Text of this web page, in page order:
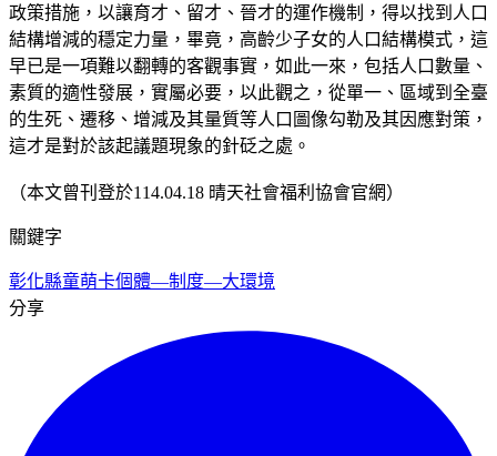
政策措施，以讓育才、留才、晉才的運作機制，得以找到人口
結構增減的穩定力量，畢竟，高齡少子女的人口結構模式，這
早已是一項難以翻轉的客觀事實，如此一來，包括人口數量、
素質的適性發展，實屬必要，以此觀之，從單一、區域到全臺
的生死、遷移、增減及其量質等人口圖像勾勒及其因應對策，
這才是對於該起議題現象的針砭之處。
（本文曾刊登於114.04.18 晴天社會福利協會官網）
關鍵字
彰化縣童萌卡個體—制度—大環境
分享